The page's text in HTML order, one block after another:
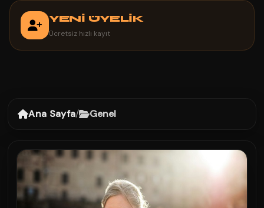
YENİ ÜYELİK
Ücretsiz hızlı kayıt
Ana Sayfa/ Genel